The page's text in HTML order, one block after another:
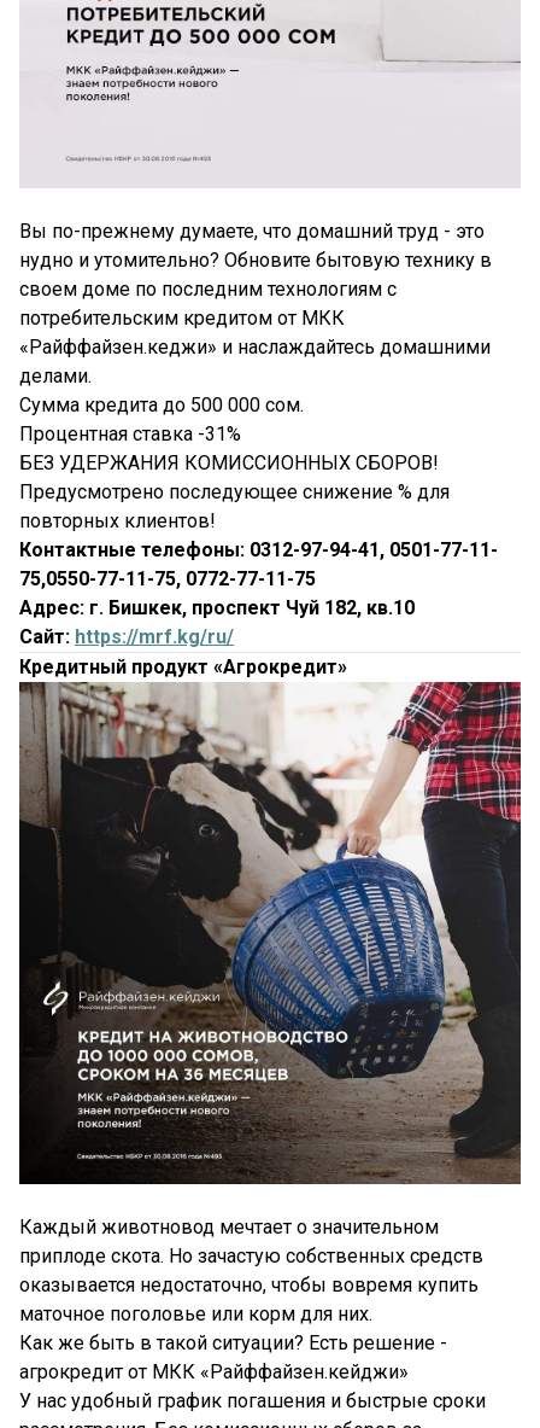
Вы по-прежнему думаете, что домашний труд - это
нудно и утомительно? Обновите бытовую технику в
своем доме по последним технологиям с
потребительским кредитом от МКК
«Райффайзен.кеджи» и наслаждайтесь домашними
делами.
Сумма кредита до 500 000 сом.
Процентная ставка -31%
БЕЗ УДЕРЖАНИЯ КОМИССИОННЫХ СБОРОВ!
Предусмотрено последующее снижение % для
повторных клиентов!
Контактные телефоны: 0312-97-94-41, 0501-77-11-
75,0550-77-11-75, 0772-77-11-75
Адрес: г. Бишкек, проспект Чуй 182, кв.10
Сайт: https://mrf.kg/ru/
Кредитный продукт «Агрокредит»
Каждый животновод мечтает о значительном
приплоде скота. Но зачастую собственных средств
оказывается недостаточно, чтобы вовремя купить
маточное поголовье или корм для них.
Как же быть в такой ситуации? Есть решение -
агрокредит от МКК «Райффайзен.кейджи»
У нас удобный график погашения и быстрые сроки